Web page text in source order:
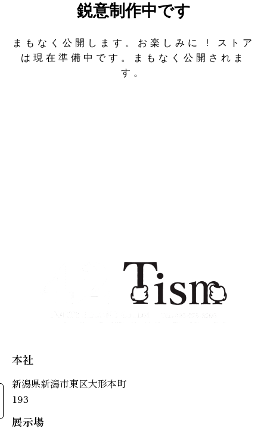
鋭意制作中です
まもなく公開します。お楽しみに ! ストア
は現在準備中です。まもなく公開されま
す。
本社
新潟県新潟市東区大形本町
193
展示場